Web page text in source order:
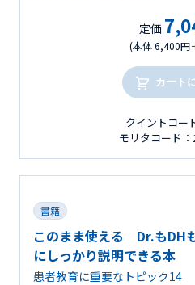
定価
(本体 6,400円
カート
クイントコー
モリタコード
書籍
このまま使える Dr.もDH
にしっかり説明できる本
患者教育に重要なトピック14